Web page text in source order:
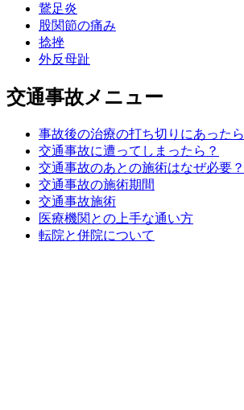
鵞足炎
股関節の痛み
捻挫
外反母趾
交通事故メニュー
事故後の治療の打ち切りにあったら
交通事故に遭ってしまったら？
交通事故のあとの施術はなぜ必要？
交通事故の施術期間
交通事故施術
医療機関との上手な通い方
転院と併院について